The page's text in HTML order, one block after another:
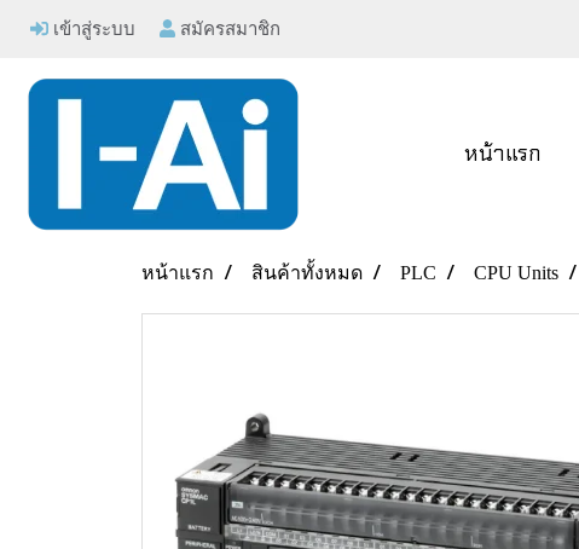
เข้าสู่ระบบ สมัครสมาชิก
หน้าแรก
หน้าแรก สินค้าทั้งหมด PLC CPU Units